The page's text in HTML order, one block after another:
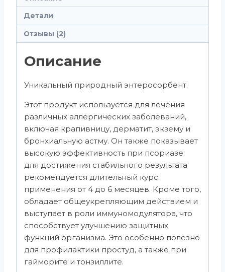
Детали
Отзывы (2)
Описание
Уникальный природный энтеросорбент.
Этот продукт используется для лечения
различных аллергических заболеваний,
включая крапивницу, дерматит, экзему и
бронхиальную астму. Он также показывает
высокую эффективность при псориазе:
для достижения стабильного результата
рекомендуется длительный курс
применения от 4 до 6 месяцев. Кроме того,
обладает общеукрепляющим действием и
выступает в роли иммуномодулятора, что
способствует улучшению защитных
функций организма. Это особенно полезно
для профилактики простуд, а также при
гайморите и тонзиллите.